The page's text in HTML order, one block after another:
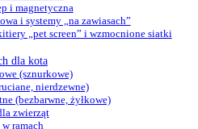
i magnetyczna
i systemy „na zawiasach”
„pet screen” i wzmocnione siatki
dla kota
(sznurkowe)
nierdzewne)
(bezbarwne, żyłkowe)
zwierząt
ramach